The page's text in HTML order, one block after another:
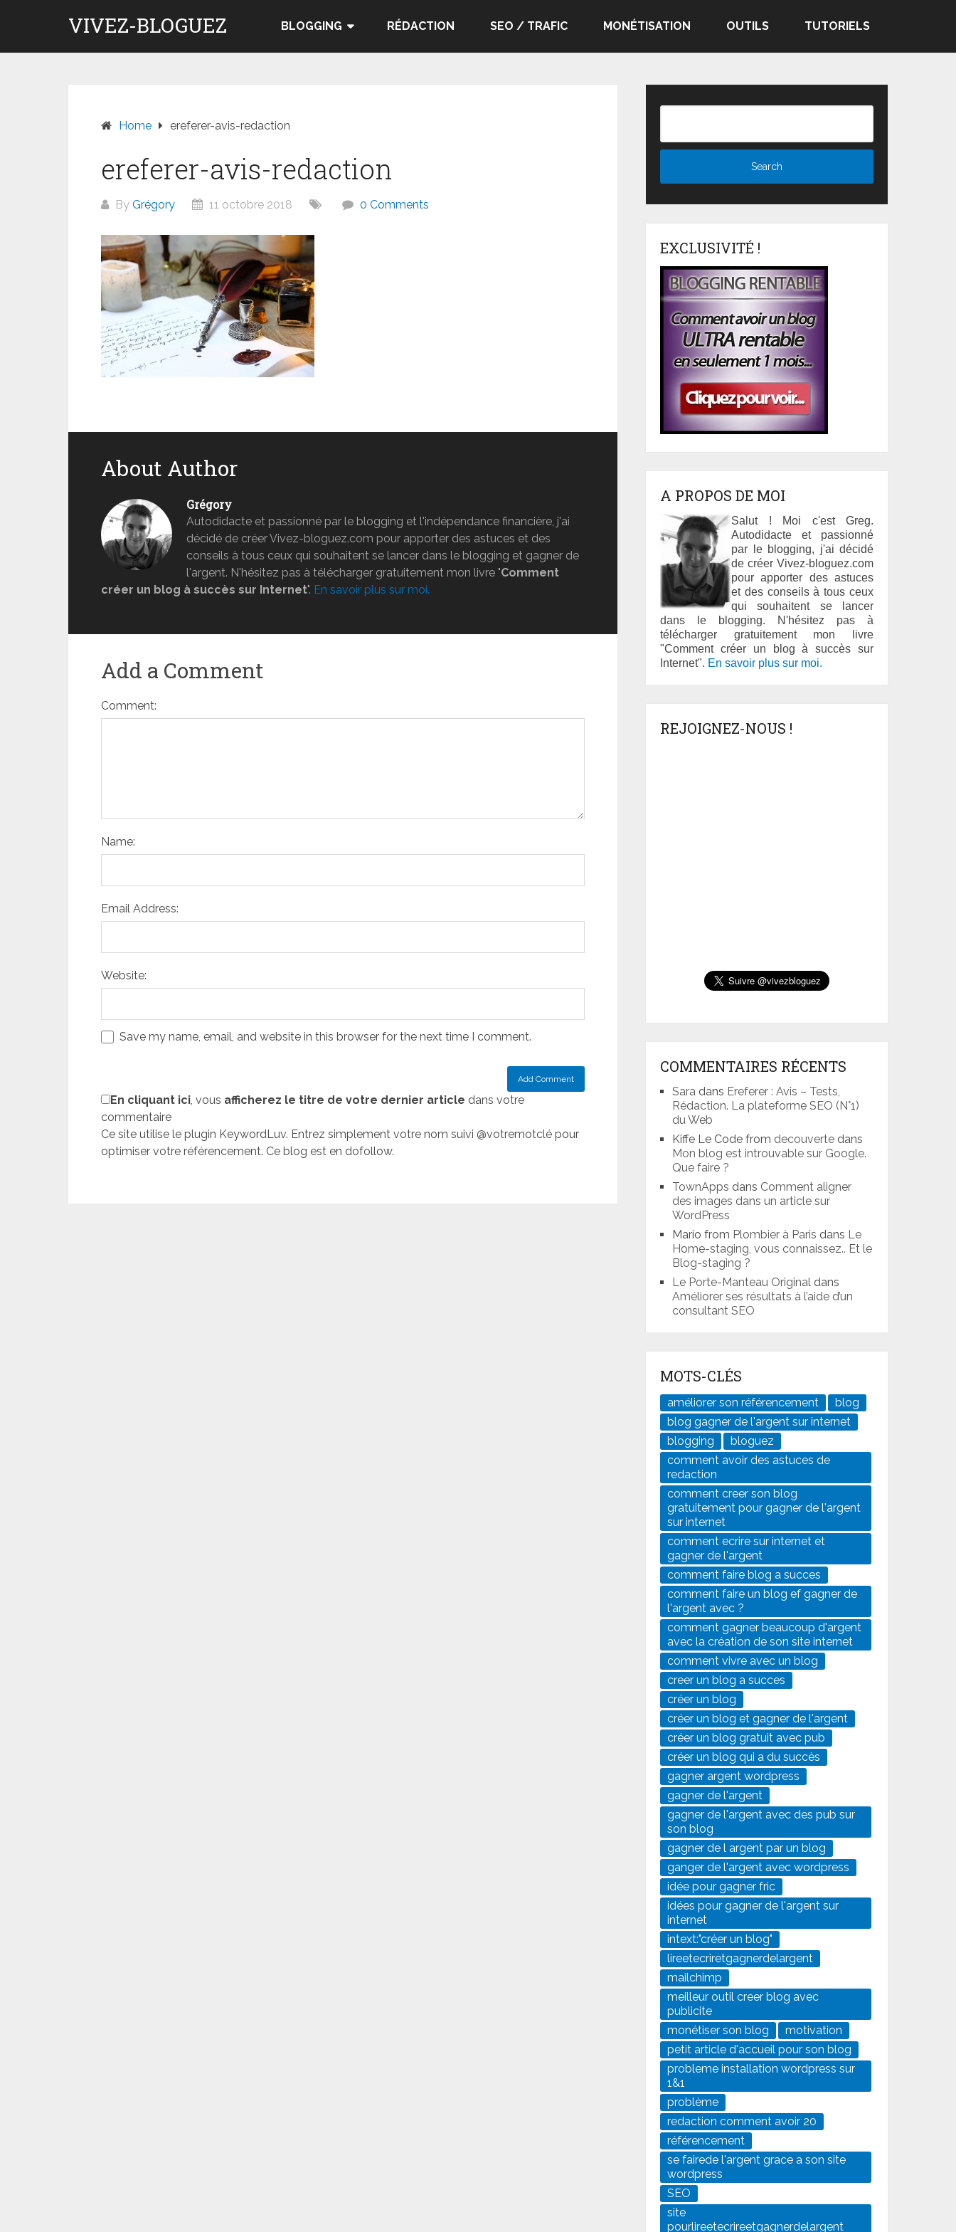
VIVEZ-BLOGUEZ BLOGGING RÉDACTION SEO / TRAFIC MONÉTISATION OUTILS TUTORIELS
Home ereferer-avis-redaction
ereferer-avis-redaction
By Grégory 11 octobre 2018 0 Comments
About Author
Grégory
Autodidacte et passionné par le blogging et l'indépendance financière, j'ai
décidé de créer Vivez-bloguez.com pour apporter des astuces et des
conseils à tous ceux qui souhaitent se lancer dans le blogging et gagner de
l'argent. N'hésitez pas à télécharger gratuitement mon livre "Comment
créer un blog à succès sur Internet". En savoir plus sur moi.
Add a Comment
Comment:
Name:
Email Address:
Website:
Save my name, email, and website in this browser for the next time I comment.
En cliquant ici, vous afficherez le titre de votre dernier article dans votre
commentaire
Ce site utilise le plugin KeywordLuv. Entrez simplement votre nom suivi @votremotclé pour
optimiser votre référencement. Ce blog est en dofollow.
EXCLUSIVITÉ !
A PROPOS DE MOI
Salut ! Moi c'est Greg.
Autodidacte et passionné
par le blogging, j'ai décidé
de créer Vivez-bloguez.com
pour apporter des astuces
et des conseils à tous ceux
qui souhaitent se lancer
dans le blogging. N'hésitez pas à
télécharger gratuitement mon livre
"Comment créer un blog à succès sur
Internet". En savoir plus sur moi.
REJOIGNEZ-NOUS !
COMMENTAIRES RÉCENTS
Sara dans Ereferer : Avis – Tests,
Rédaction. La plateforme SEO (N°1)
du Web
Kiffe Le Code from decouverte dans
Mon blog est introuvable sur Google.
Que faire ?
TownApps dans Comment aligner
des images dans un article sur
WordPress
Mario from Plombier à Paris dans Le
Home-staging, vous connaissez.. Et le
Blog-staging ?
Le Porte-Manteau Original dans
Améliorer ses résultats à l’aide d’un
consultant SEO
MOTS-CLÉS
améliorer son référencement
blog
blog gagner de l'argent sur internet
blogging
bloguez
comment avoir des astuces de
redaction
comment creer son blog
gratuitement pour gagner de l'argent
sur internet
comment ecrire sur internet et
gagner de l'argent
comment faire blog a succes
comment faire un blog ef gagner de
l'argent avec ?
comment gagner beaucoup d'argent
avec la création de son site internet
comment vivre avec un blog
creer un blog a succes
créer un blog
créer un blog et gagner de l'argent
créer un blog gratuit avec pub
créer un blog qui a du succès
gagner argent wordpress
gagner de l'argent
gagner de l'argent avec des pub sur
son blog
gagner de l argent par un blog
ganger de l'argent avec wordpress
idée pour gagner fric
idées pour gagner de l'argent sur
internet
intext:"créer un blog"
lireetecriretgagnerdelargent
mailchimp
meilleur outil creer blog avec
publicite
monétiser son blog
motivation
petit article d'accueil pour son blog
probleme installation wordpress sur
1&1
problème
redaction comment avoir 20
référencement
se fairede l'argent grace a son site
wordpress
SEO
site
pourlireetecrireetgagnerdelargent